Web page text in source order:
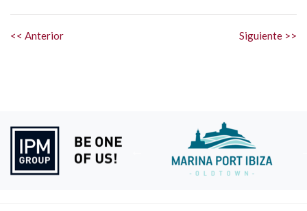
<< Anterior Siguiente >>